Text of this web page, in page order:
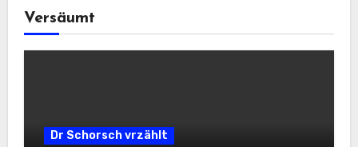
Versäumt
Dr Schorsch vrzählt